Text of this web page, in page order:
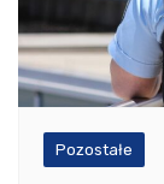
Pozostałe